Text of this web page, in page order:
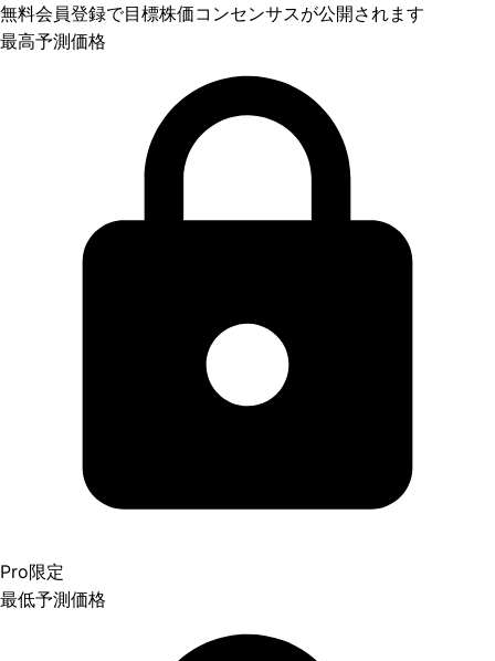
無料会員登録で目標株価コンセンサスが公開されます
最高予測価格
Pro限定
最低予測価格